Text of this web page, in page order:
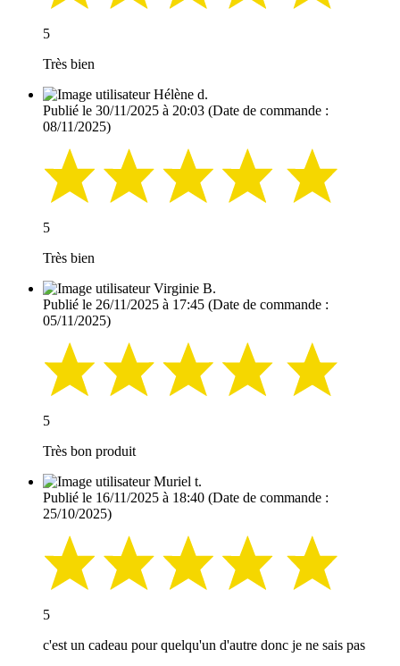
5
Très bien
Hélène d.
Publié le 30/11/2025 à 20:03 (Date de commande :
08/11/2025)
5
Très bien
Virginie B.
Publié le 26/11/2025 à 17:45 (Date de commande :
05/11/2025)
5
Très bon produit
Muriel t.
Publié le 16/11/2025 à 18:40 (Date de commande :
25/10/2025)
5
c'est un cadeau pour quelqu'un d'autre donc je ne sais pas